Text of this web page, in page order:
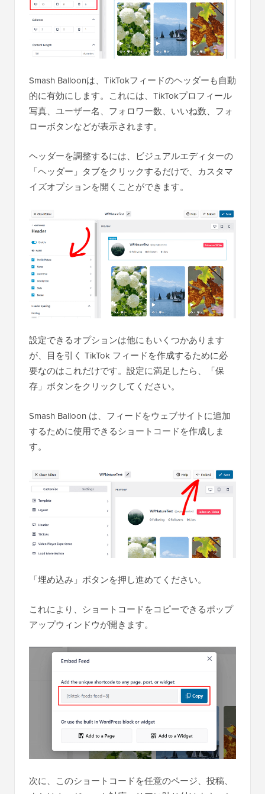
Smash Balloonは、TikTokフィードのヘッダーも自動
的に有効にします。これには、TikTokプロフィール
写真、ユーザー名、フォロワー数、いいね数、フォ
ローボタンなどが表示されます。
ヘッダーを調整するには、ビジュアルエディターの
「ヘッダー」タブをクリックするだけで、カスタマ
イズオプションを開くことができます。
設定できるオプションは他にもいくつかあります
が、目を引く TikTok フィードを作成するために必
要なのはこれだけです。設定に満足したら、「保
存」ボタンをクリックしてください。
Smash Balloon は、フィードをウェブサイトに追加
するために使用できるショートコードを作成しま
す。
「埋め込み」ボタンを押し進めてください。
これにより、ショートコードをコピーできるポップ
アップウィンドウが開きます。
次に、このショートコードを任意のページ、投稿、